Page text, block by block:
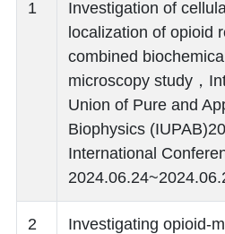
1
Investigation of
localization of opioid
combined
microscopy study，
Union of Pure and
Biophysics
International
2
Investigating opioid-